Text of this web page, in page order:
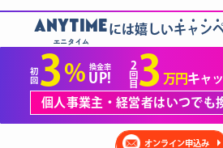
ANYTIME
エニタイム
には嬉しいキャン
初
回 3 % 換金率
UP!
2
回
目3 万円キャ
個人事業主・経営者はいつでも
オンライン申込み